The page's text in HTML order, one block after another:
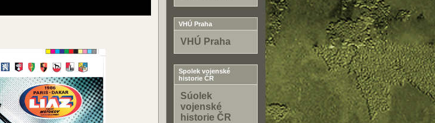
VHÚ Praha
VHÚ Praha
Spolek vojenské
historie ČR
Súolek
vojenské
historie ČR